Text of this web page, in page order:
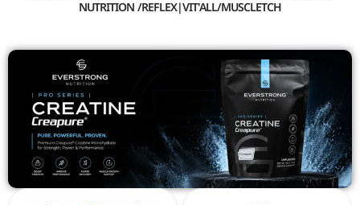
NUTRITION /REFLEX|VIT'ALL/MUSCLETCH